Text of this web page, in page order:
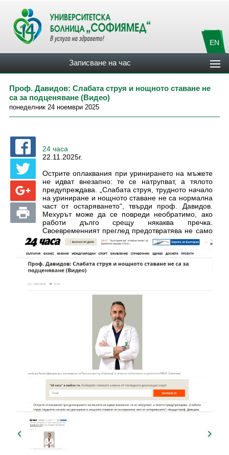
EN
Записване на час
Проф. Давидов: Слабата струя и нощното ставане не
са за подценяване (Видео)
понеделник 24 ноември 2025
24 часа
22.11.2025г.
Острите оплаквания при уринирането на мъжете
не идват внезапно: те се натрупват, а тялото
предупреждава. „Слабата струя, трудното начало
на уриниране и нощното ставане не са нормална
част от остаряването“, твърди проф. Давидов.
Мехурът може да се повреди необратимо, ако
работи дълго срещу някаква пречка.
Своевременният преглед предотвратява не само